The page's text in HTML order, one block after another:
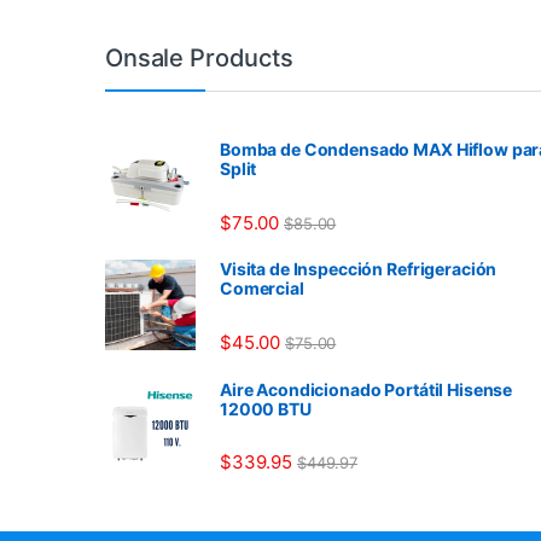
Onsale Products
Bomba de Condensado MAX Hiflow
Split
$75.00 $85.00
Visita de Inspección Refrigeración
Comercial
$45.00 $75.00
Aire Acondicionado Portátil Hisense
12000 BTU
$339.95 $449.97